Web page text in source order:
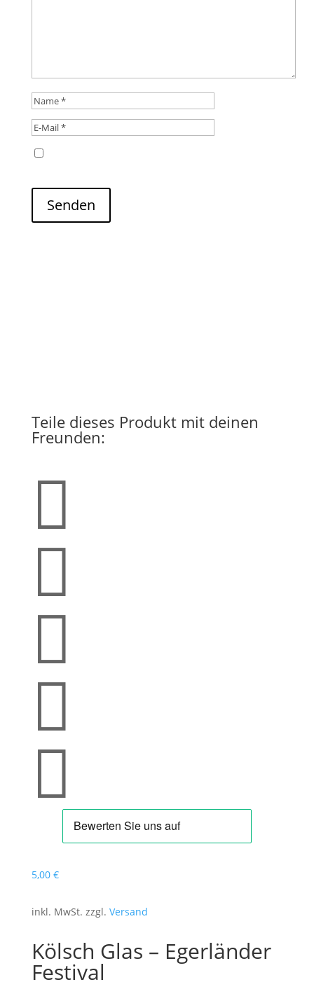
Senden
Teile dieses Produkt mit deinen
Freunden:





5,00 €
inkl. MwSt. zzgl. Versand
Kölsch Glas – Egerländer
Festival